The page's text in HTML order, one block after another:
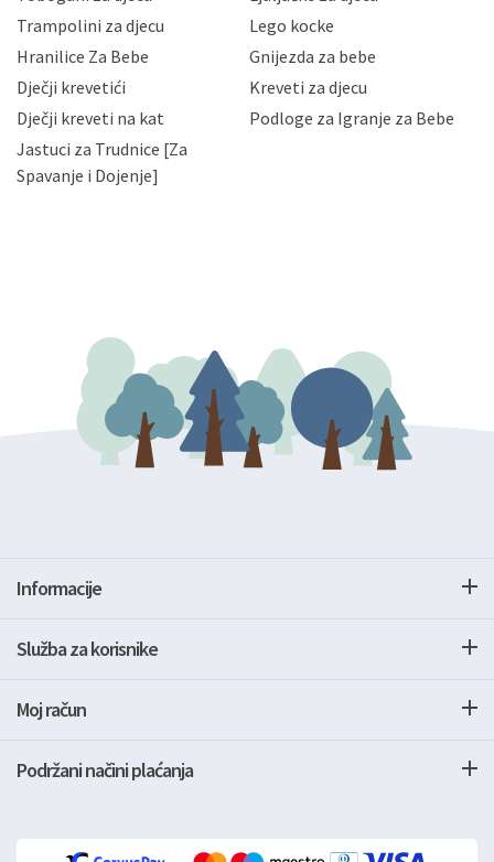
zaposlenicima kojima su isti potrebni radi provedbe
slučajevima koji su dozvoljeni zakonima. Napominjemo
da možete u svako doba, u potpunosti ili djelomice,
zatražiti prestanak aktivnosti obrade Vaših osobnih
podataka. Opoziv privole možete podnijeti poštom na
gore navedenu adresu ili e-mailom na adresu:
Trampolini za djecu
Lego kocke
Hranilice Za Bebe
Gnijezda za bebe
Dječji krevetići
Kreveti za djecu
Dječji kreveti na kat
Podloge za Igranje za Bebe
Jastuci za Trudnice [Za
Spavanje i Dojenje]
Informacije
Služba za korisnike
Moj račun
Podržani načini plaćanja